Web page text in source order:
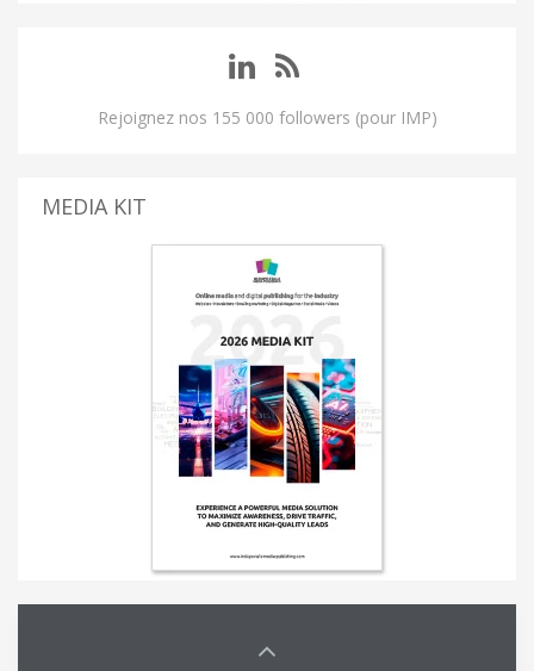
Rejoignez nos 155 000 followers (pour IMP)
MEDIA KIT